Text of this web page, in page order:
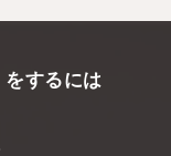
するには